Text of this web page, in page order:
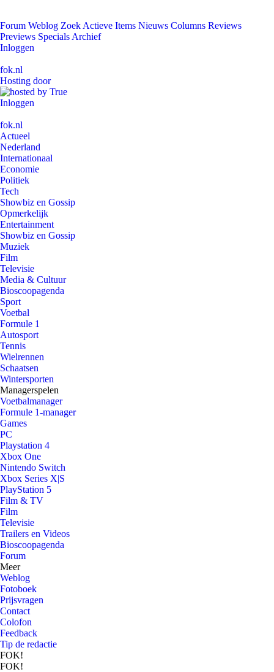
Forum Weblog Zoek Actieve Items Nieuws Columns Reviews
Previews Specials Archief
Inloggen
fok.nl
Hosting door
Inloggen
fok.nl
Actueel
Nederland
Internationaal
Economie
Politiek
Tech
Showbiz en Gossip
Opmerkelijk
Entertainment
Showbiz en Gossip
Muziek
Film
Televisie
Media & Cultuur
Bioscoopagenda
Sport
Voetbal
Formule 1
Autosport
Tennis
Wielrennen
Schaatsen
Wintersporten
Managerspelen
Voetbalmanager
Formule 1-manager
Games
PC
Playstation 4
Xbox One
Nintendo Switch
Xbox Series X|S
PlayStation 5
Film & TV
Film
Televisie
Trailers en Videos
Bioscoopagenda
Forum
Meer
Weblog
Fotoboek
Prijsvragen
Contact
Colofon
Feedback
Tip de redactie
FOK!
FOK!